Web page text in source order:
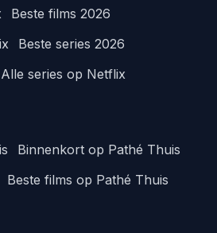
Beste films 2026
Beste series 2026
Alle series op Netflix
Binnenkort op Pathé Thuis
Beste films op Pathé Thuis